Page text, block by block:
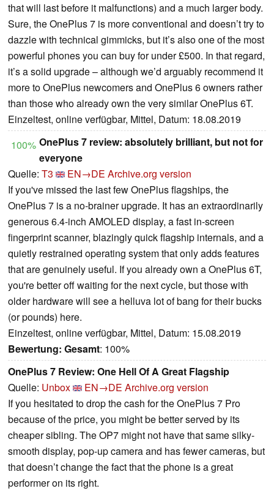
that will last before it malfunctions) and a much larger body.
Sure, the OnePlus 7 is more conventional and doesn’t try to
dazzle with technical gimmicks, but it’s also one of the most
powerful phones you can buy for under £500. In that regard,
it’s a solid upgrade – although we’d arguably recommend it
more to OnePlus newcomers and OnePlus 6 owners rather
than those who already own the very similar OnePlus 6T.
Einzeltest, online verfügbar, Mittel, Datum: 18.08.2019
100% OnePlus 7 review: absolutely brilliant, but not for
everyone
Quelle: T3 EN→DE Archive.org version
If you've missed the last few OnePlus flagships, the
OnePlus 7 is a no-brainer upgrade. It has an extraordinarily
generous 6.4-inch AMOLED display, a fast in-screen
fingerprint scanner, blazingly quick flagship internals, and a
quietly restrained operating system that only adds features
that are genuinely useful. If you already own a OnePlus 6T,
you're better off waiting for the next cycle, but those with
older hardware will see a helluva lot of bang for their bucks
(or pounds) here.
Einzeltest, online verfügbar, Mittel, Datum: 15.08.2019
Bewertung: Gesamt: 100%
OnePlus 7 Review: One Hell Of A Great Flagship
Quelle: Unbox EN→DE Archive.org version
If you hesitated to drop the cash for the OnePlus 7 Pro
because of the price, you might be better served by its
cheaper sibling. The OP7 might not have that same silky-
smooth display, pop-up camera and has fewer cameras, but
that doesn’t change the fact that the phone is a great
performer on its right.